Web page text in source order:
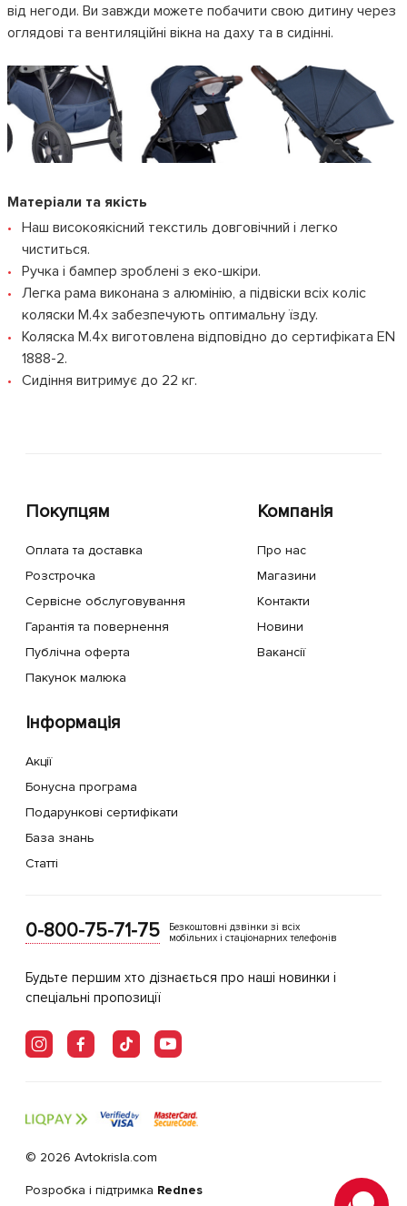
від негоди. Ви завжди можете побачити свою дитину через
оглядові та вентиляційні вікна на даху та в сидінні.
Матеріали та якість
Наш високоякісний текстиль довговічний і легко
чиститься.
Ручка і бампер зроблені з еко-шкіри.
Легка рама виконана з алюмінію, а підвіски всіх коліс
коляски M.4x забезпечують оптимальну їзду.
Коляска M.4x виготовлена ​​відповідно до сертифіката EN
1888-2.
Сидіння витримує до 22 кг.
Покупцям
Оплата та доставка
Розстрочка
Сервісне обслуговування
Гарантія та повернення
Публічна оферта
Пакунок малюка
Компанія
Про нас
Магазини
Контакти
Новини
Вакансії
Інформація
Акції
Бонусна програма
Подарункові сертифікати
База знань
Статті
0-800-75-71-75
Безкоштовні дзвінки зі всіх
мобільних і стаціонарних телефонів
Будьте першим хто дізнається про наші новинки і
спеціальні пропозиції
© 2026 Avtokrisla.com
Розробка і підтримка Rednes